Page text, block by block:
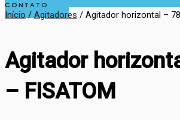
CONTATO
Início / Agitadores / Agitador horizontal –
Agitador
– FISATOM